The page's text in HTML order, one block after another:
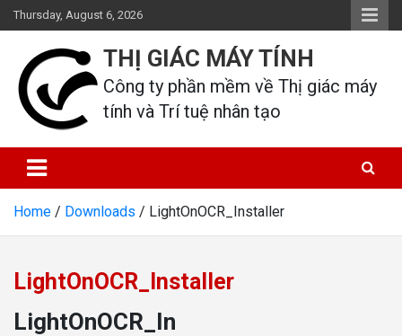
Skip
to
content
Thursday, August 6, 2026
THỊ GIÁC MÁY TÍNH
Công ty phần mềm về Thị giác máy
tính và Trí tuệ nhân tạo
Home Downloads LightOnOCR_Installer
LightOnOCR_Installer
LightOnOCR_In